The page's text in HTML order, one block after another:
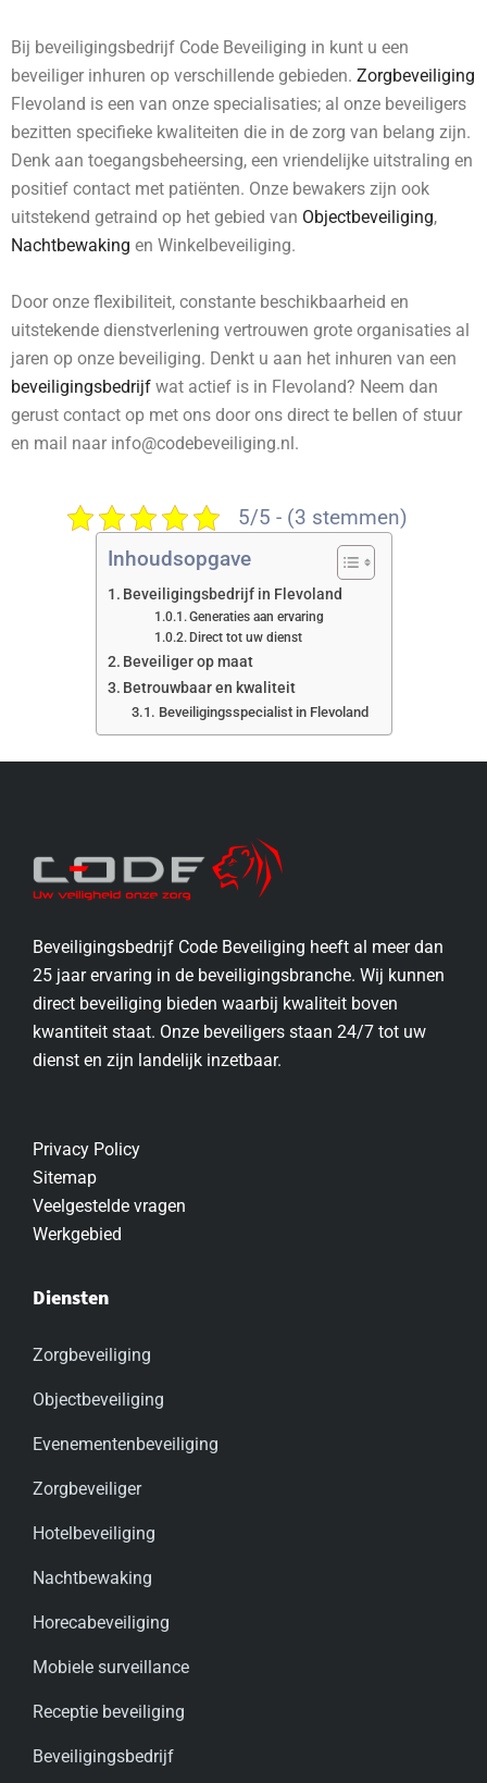
Bij beveiligingsbedrijf Code Beveiliging in kunt u een
beveiliger inhuren op verschillende gebieden. Zorgbeveiliging
Flevoland is een van onze specialisaties; al onze beveiligers
bezitten specifieke kwaliteiten die in de zorg van belang zijn.
Denk aan toegangsbeheersing, een vriendelijke uitstraling en
positief contact met patiënten. Onze bewakers zijn ook
uitstekend getraind op het gebied van Objectbeveiliging,
Nachtbewaking en Winkelbeveiliging.
Door onze flexibiliteit, constante beschikbaarheid en
uitstekende dienstverlening vertrouwen grote organisaties al
jaren op onze beveiliging. Denkt u aan het inhuren van een
beveiligingsbedrijf wat actief is in Flevoland? Neem dan
gerust contact op met ons door ons direct te bellen of stuur
en mail naar info@codebeveiliging.nl.
5/5 - (3 stemmen)
Inhoudsopgave
Beveiligingsbedrijf in Flevoland
Generaties aan ervaring
Direct tot uw dienst
Beveiliger op maat
Betrouwbaar en kwaliteit
Beveiligingsspecialist in Flevoland
Beveiligingsbedrijf Code Beveiliging heeft al meer dan
25 jaar ervaring in de beveiligingsbranche. Wij kunnen
direct beveiliging bieden waarbij kwaliteit boven
kwantiteit staat. Onze beveiligers staan 24/7 tot uw
dienst en zijn landelijk inzetbaar.
Privacy Policy
Sitemap
Veelgestelde vragen
Werkgebied
Diensten
Zorgbeveiliging
Objectbeveiliging
Evenementenbeveiliging
Zorgbeveiliger
Hotelbeveiliging
Nachtbewaking
Horecabeveiliging
Mobiele surveillance
Receptie beveiliging
Beveiligingsbedrijf